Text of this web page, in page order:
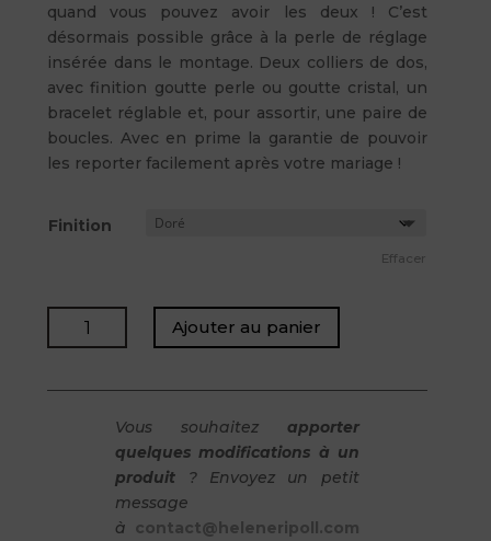
quand vous pouvez avoir les deux ! C’est
désormais possible grâce à la perle de réglage
insérée dans le montage. Deux colliers de dos,
avec finition goutte perle ou goutte cristal, un
bracelet réglable et, pour assortir, une paire de
boucles. Avec en prime la garantie de pouvoir
les reporter facilement après votre mariage !
Finition
Effacer
quantité
de
-
Ajouter au panier
Vous souhaitez apporter
quelques modifications à un
produit ? Envoyez un petit
message
à contact@heleneripoll.com